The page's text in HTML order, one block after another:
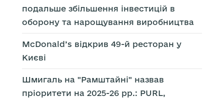
подальше збільшення інвестицій в
оборону та нарощування виробництва
McDonald’s відкрив 49-й ресторан у
Києві
Шмигаль на "Рамштайні" назвав
пріоритети на 2025-26 рр.: PURL,